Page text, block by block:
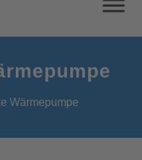
Wärmepumpe